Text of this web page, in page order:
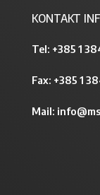
KONTAKT
Tel: +385 1
Fax: +385 1
Mail: